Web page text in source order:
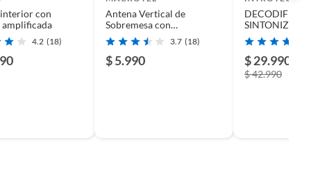
con
amplificada
4.2 (18)
Antena Vertical de
Sobremesa con
Amplificador
3.7 (18)
$ 5.990
+ ANTENA
$ 29.990
$ 42.990